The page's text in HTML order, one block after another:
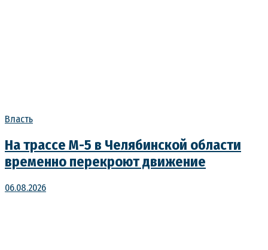
Власть
На трассе М-5 в Челябинской области
временно перекроют движение
06.08.2026